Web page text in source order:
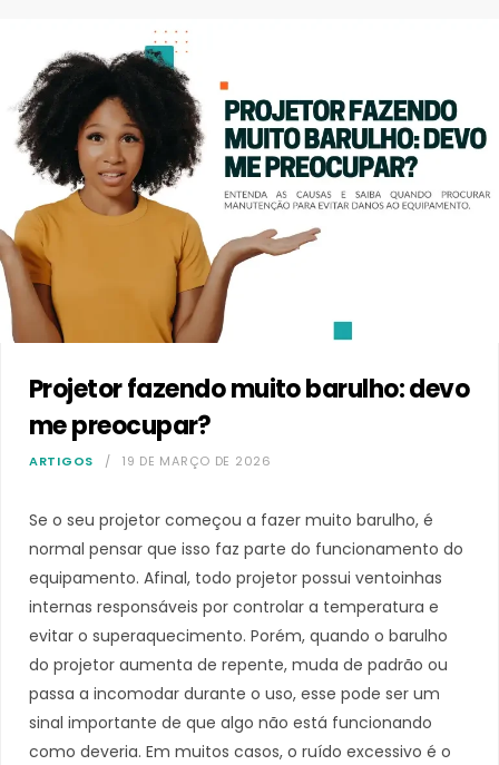
Projetor fazendo muito barulho: devo
me preocupar?
ARTIGOS 19 DE MARÇO DE 2026
Se o seu projetor começou a fazer muito barulho, é
normal pensar que isso faz parte do funcionamento do
equipamento. Afinal, todo projetor possui ventoinhas
internas responsáveis por controlar a temperatura e
evitar o superaquecimento. Porém, quando o barulho
do projetor aumenta de repente, muda de padrão ou
passa a incomodar durante o uso, esse pode ser um
sinal importante de que algo não está funcionando
como deveria. Em muitos casos, o ruído excessivo é o